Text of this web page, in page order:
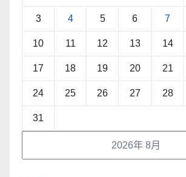
2026年 8月
3 4 5 6 7
10 11 12 13 14
17 18 19 20 21
24 25 26 27 28
31